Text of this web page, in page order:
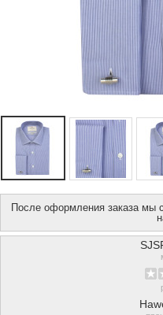
После оформления заказа мы